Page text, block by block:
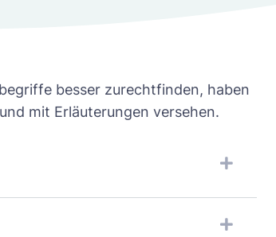
besser zurechtfinden, haben
mit Erläuterungen versehen.